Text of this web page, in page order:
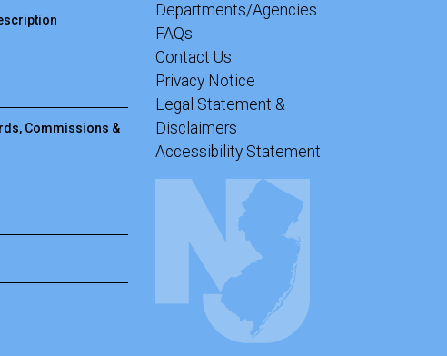
Commissions &
Departments/Agencies
FAQs
Contact Us
Privacy Notice
Legal Statement &
Disclaimers
Accessibility Statement